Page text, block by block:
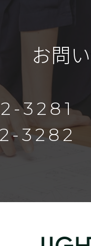
お問
3281
3282